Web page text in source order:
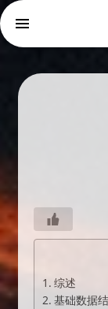
综述
基础数据